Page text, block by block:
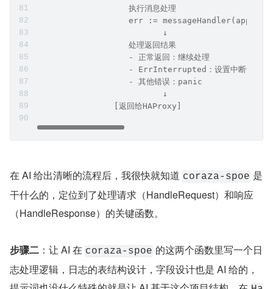
appName :=
                          ↓
                   查找Application
                   a.mtx.RLock()
app :=
                   a.mtx.RUnlock()
                          ↓
                   执行消息处理
err := messageHandler(app,
                   处理返回结果
                   - 正常返回：继续处理
                          ↓
                [返回给HAProxy]
在 AI 给出清晰的流程后，我很快就知道
是
干什么的，定位到了处理请求（HandleRequest）和响应